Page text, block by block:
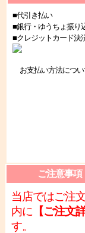
■代引き払い
■銀行・ゆうちょ振り
■クレジットカード決
お支払い方法につい
ご注意事項
当店ではご注
内に 【ご注文
す。